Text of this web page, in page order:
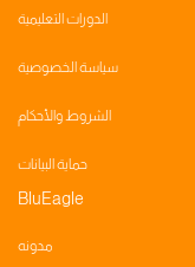
الدورات التعليمية
سياسة الخصوصية
الشروط والأحكام
حماية البيانات
BluEagle
مدونه